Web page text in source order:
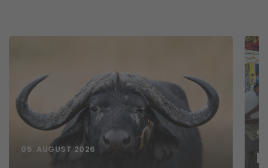
05. AUGUST 2026